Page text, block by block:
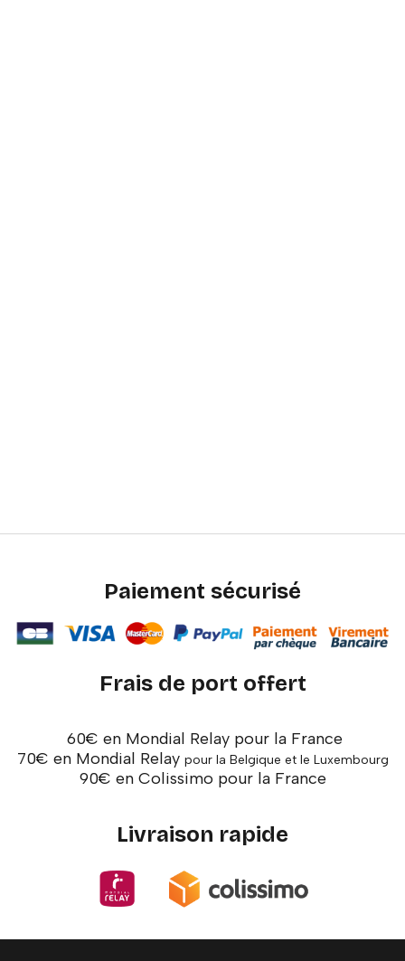
Paiement sécurisé
Frais de port offert
60€ en Mondial Relay pour la France
70€ en Mondial Relay pour la Belgique et le Luxembourg
90€ en Colissimo pour la France
Livraison rapide